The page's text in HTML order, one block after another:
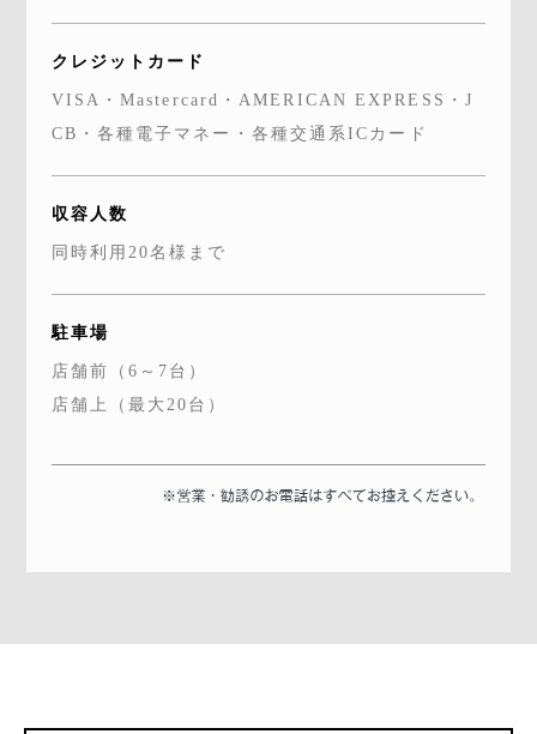
クレジットカード
VISA・Mastercard・AMERICAN EXPRESS・J
CB・各種電子マネー・各種交通系ICカード
収容人数
同時利用20名様まで
駐車場
店舗前（6～7台）
店舗上（最大20台）